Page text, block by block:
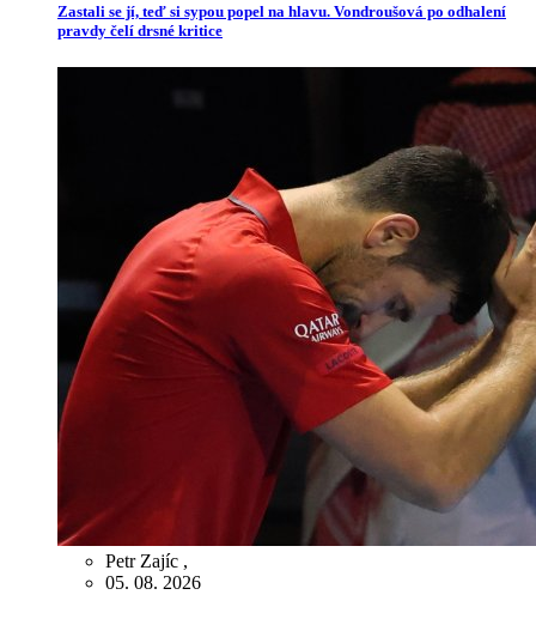
Zastali se jí, teď si sypou popel na hlavu. Vondroušová po odhalení
pravdy čelí drsné kritice
Petr Zajíc ,
05. 08. 2026